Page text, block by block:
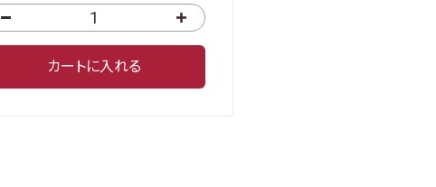
カートに入れる